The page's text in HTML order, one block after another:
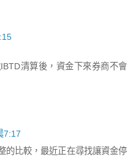
清算後，資金下來券商不會
7:17
的比較，最近正在尋找讓資金停